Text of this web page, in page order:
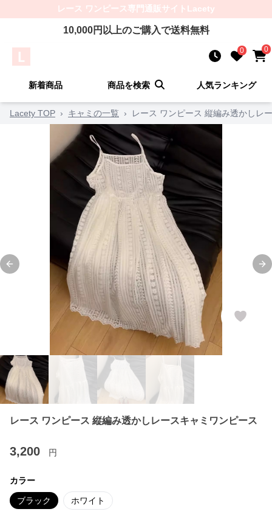
レース ワンピース専門通販サイト Lacety
10,000円以上のご購入で送料無料
0 0
新着商品 商品を検索 人気ランキング
Lacety TOP › キャミの一覧 › レース ワンピース 縦編み透かしレ
Previous slide
レース ワンピース 縦編み透かしレースキャミワンピース
3,200 円
カラー
ブラック ホワイト